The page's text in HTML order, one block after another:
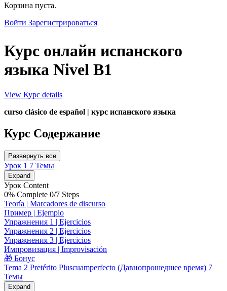
Корзина пуста.
Войти Зарегистрироваться
Close
search
Курс онлайн испанского
языка Nivel B1
View Курс details
curso clásico de español | курс испанского языка
Курс Содержание
Развернуть все
Урока
Урок 1 7 Темы
Expand
Урок Content
0% Complete 0/7 Steps
Teoría | Marcadores de discurso
Пример | Ejemplo
Упражнения 1 | Ejercicios
Упражнения 2 | Ejercicios
Упражнения 3 | Ejercicios
Импровизация | Improvisación
🎁 Бонус
Tema 2 Pretérito Pluscuamperfecto (Давнопрошедшее время) 7
Темы
Expand